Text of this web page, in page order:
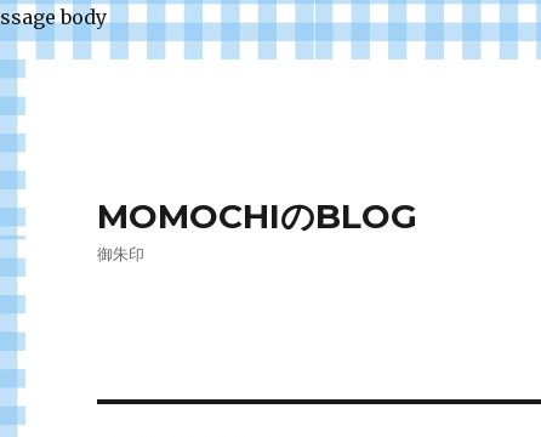
ssage body
MOMOCHIのBLOG
御朱印